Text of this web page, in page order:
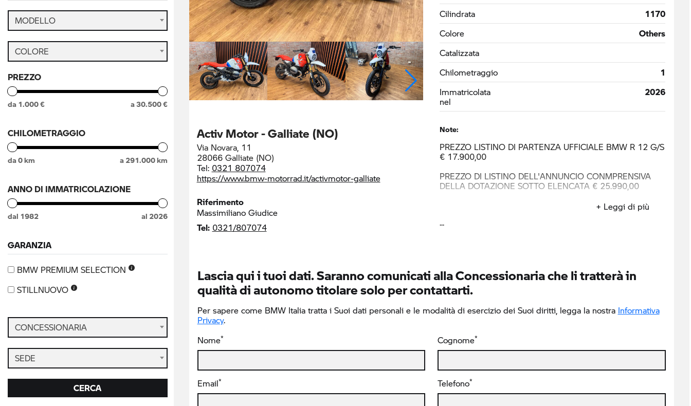
MODELLO
COLORE
PREZZO
da 1.000€ a30.500€
CHILOMETRAGGIO
da0km a 291.000km
ANNO DI IMMATRICOLAZIONE
dal 1982 al 2026
GARANZIA
BMW PREMIUM SELECTION
STILLNUOVO
CONCESSIONARIA
SEDE
CERCA
Activ Motor - Galliate (NO)
Via Novara, 11
28066 Galliate (NO)
Tel: 0321 807074
https://www.bmw-motorrad.it/activmotor-galliate
Riferimento
Massimiliano Giudice
Tel: 0321/807074
Cilindrata
1170
Colore
Others
Catalizzata
Chilometraggio
1
Immatricolata
nel
2026
Note:
PREZZO LISTINO DI PARTENZA UFFICIALE BMW R 12 G/S
€ 17.900,00
PREZZO DI LISTINO DELL'ANNUNCIO CONMPRENSIVA
DELLA DOTAZIONE SOTTO ELENCATA € 25.990,00
+ Leggi di più
Lascia qui i tuoi dati. Saranno comunicati alla Concessionaria che li tratterà in
qualità di autonomo titolare solo per contattarti.
Per sapere come BMW Italia tratta i Suoi dati personali e le modalità di esercizio dei Suoi diritti, legga la nostra Informativa
Privacy.
Nome* Cognome*
Email* Telefono*